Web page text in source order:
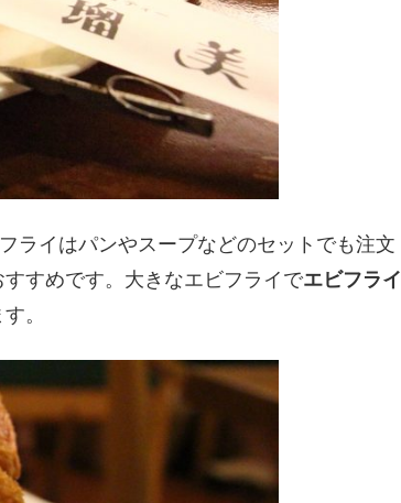
ライはパンやスープなどのセットでも注文
すめです。大きなエビフライでエビフライ
。